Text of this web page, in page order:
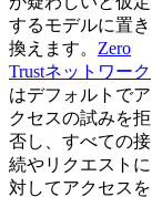
するモデルに置き
換えます。 Zero
Trustネットワーク
はデフォルトでア
クセスの試みを拒
否し、すべての接
続やリクエストに
対してアクセスを